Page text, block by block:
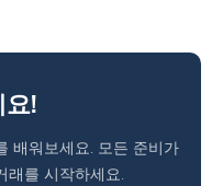
!
배워보세요. 모든 준비가
래를 시작하세요.